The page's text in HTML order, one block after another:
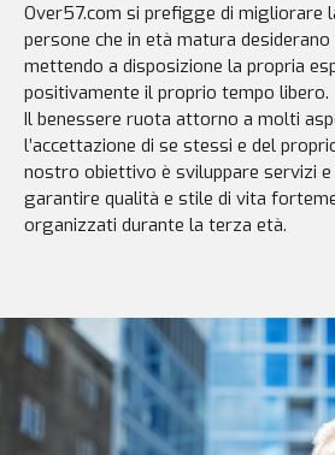
Over57.com si prefigge di migliorare
persone che in età matura
mettendo a disposizione la propria
positivamente il proprio tempo libero.
Il benessere ruota attorno a molti
l’accettazione di se stessi e del
nostro obiettivo è sviluppare servizi
garantire qualità e stile di vita
organizzati durante la terza età.